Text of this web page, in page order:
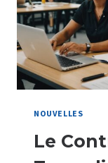
LE
NOUVELLES
Le